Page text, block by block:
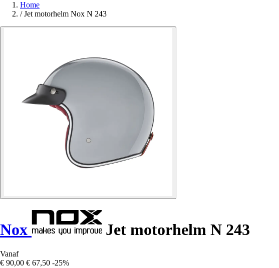
Home
/ Jet motorhelm Nox N 243
Nox Jet motorhelm N 243
Vanaf
€ 90,00 € 67,50 -25%